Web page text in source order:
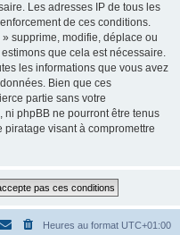
Les adresses IP de tous les
de ces conditions.
supprime, modifie, déplace ou
que cela est nécessaire.
les informations que vous avez
Bien que ces
partie sans votre
ni phpBB ne pourront être tenus
visant à compromettre
Heures au format UTC+01:00